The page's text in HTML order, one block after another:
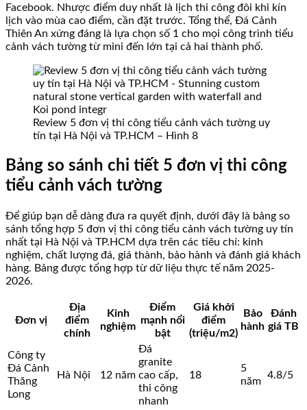
Facebook. Nhược điểm duy nhất là lịch thi công đôi khi kín
lịch vào mùa cao điểm, cần đặt trước. Tổng thể, Đá Cảnh
Thiên An xứng đáng là lựa chọn số 1 cho mọi công trình tiểu
cảnh vách tường từ mini đến lớn tại cả hai thành phố.
Review 5 đơn vị thi công tiểu cảnh vách tường uy
tín tại Hà Nội và TP.HCM – Hình 8
Bảng so sánh chi tiết 5 đơn vị thi công
tiểu cảnh vách tường
Để giúp bạn dễ dàng đưa ra quyết định, dưới đây là bảng so
sánh tổng hợp 5 đơn vị thi công tiểu cảnh vách tường uy tín
nhất tại Hà Nội và TP.HCM dựa trên các tiêu chí: kinh
nghiệm, chất lượng đá, giá thành, bảo hành và đánh giá khách
hàng. Bảng được tổng hợp từ dữ liệu thực tế năm 2025-
2026.
Đơn vị
Địa
điểm
chính
Kinh
nghiệm
Điểm
mạnh nổi
bật
Giá khởi
điểm
(triệu/m2)
Bảo
hành
Đánh
giá TB
Công ty
Đá Cảnh
Thăng
Long
Hà Nội 12 năm
Đá
granite
cao cấp,
thi công
nhanh
18
5
năm
4.8/5